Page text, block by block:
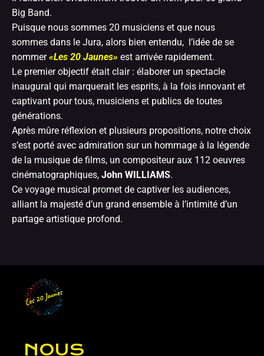
Big Band.
Puisque nous sommes 20 musiciens et que nous
sommes dans le Jura, alors bien entendu, l’idée de se
nommer«Les 20 Jaunes» est arrivée rapidement.
Le premier objectif était clair : élaborer un spectacle
inaugural qui marquerait les esprits, à la fois innovant et
captivant pour tous, musiciens et publics de toutes
générations.
Après mûre réflexion et plusieurs propositions, notre choix
s’est porté avec admiration sur un hommage à la légende
de la musique de films, un compositeur aux 112 oeuvres
cinématographiques, John WILLIAMS.
Ce voyage musical promet de captiver les audiences,
alliant la majesté d’un grand ensemble à l’intimité d’un
partage artistique profond.
NOUS